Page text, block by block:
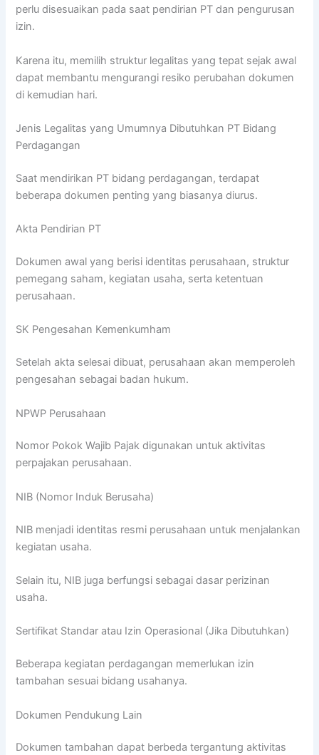
perlu disesuaikan pada saat pendirian PT dan pengurusan
izin.
Karena itu, memilih struktur legalitas yang tepat sejak awal
dapat membantu mengurangi resiko perubahan dokumen
di kemudian hari.
Jenis Legalitas yang Umumnya Dibutuhkan PT Bidang
Perdagangan
Saat mendirikan PT bidang perdagangan, terdapat
beberapa dokumen penting yang biasanya diurus.
Akta Pendirian PT
Dokumen awal yang berisi identitas perusahaan, struktur
pemegang saham, kegiatan usaha, serta ketentuan
perusahaan.
SK Pengesahan Kemenkumham
Setelah akta selesai dibuat, perusahaan akan memperoleh
pengesahan sebagai badan hukum.
NPWP Perusahaan
Nomor Pokok Wajib Pajak digunakan untuk aktivitas
perpajakan perusahaan.
NIB (Nomor Induk Berusaha)
NIB menjadi identitas resmi perusahaan untuk menjalankan
kegiatan usaha.
Selain itu, NIB juga berfungsi sebagai dasar perizinan
usaha.
Sertifikat Standar atau Izin Operasional (Jika Dibutuhkan)
Beberapa kegiatan perdagangan memerlukan izin
tambahan sesuai bidang usahanya.
Dokumen Pendukung Lain
Dokumen tambahan dapat berbeda tergantung aktivitas